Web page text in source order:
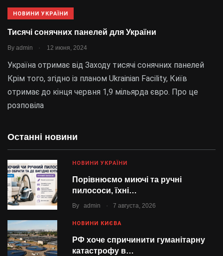
НОВИНИ УКРАЇНИ
Тисячі сонячних панелей для України
By admin . 12 июня, 2024
Україна отримає від Заходу тисячі сонячних панелей
Крім того, згідно із планом Ukrainian Facility, Київ
отримає до кінця червня 1,9 мільярда євро. Про це
розповіла
Останні новини
НОВИНИ УКРАЇНИ
Порівнюємо миючі та ручні
пилососи, їхні…
By admin . 7 августа, 2026
НОВИНИ КИЄВА
РФ хоче спричинити гуманітарну
катастрофу в…